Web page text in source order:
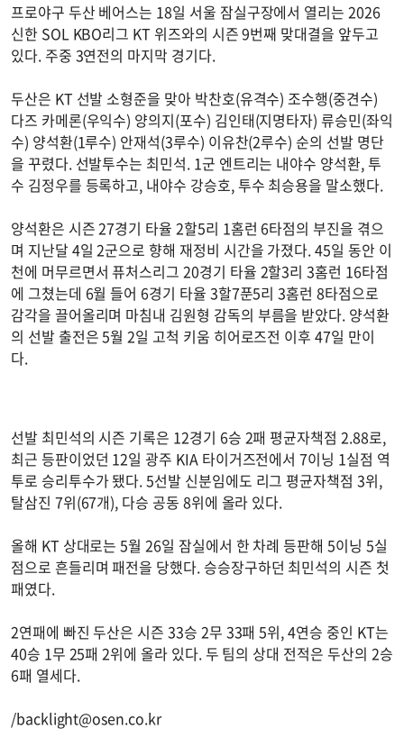
프로야구 두산 베어스는 18일 서울 잠실구장에서 열리는 2026
신한 SOL KBO리그 KT 위즈와의 시즌 9번째 맞대결을 앞두고
있다. 주중 3연전의 마지막 경기다.
두산은 KT 선발 소형준을 맞아 박찬호(유격수) 조수행(중견수)
다즈 카메론(우익수) 양의지(포수) 김인태(지명타자) 류승민(좌익
수) 양석환(1루수) 안재석(3루수) 이유찬(2루수) 순의 선발 명단
을 꾸렸다. 선발투수는 최민석. 1군 엔트리는 내야수 양석환, 투
수 김정우를 등록하고, 내야수 강승호, 투수 최승용을 말소했다.
양석환은 시즌 27경기 타율 2할5리 1홈런 6타점의 부진을 겪으
며 지난달 4일 2군으로 향해 재정비 시간을 가졌다. 45일 동안 이
천에 머무르면서 퓨처스리그 20경기 타율 2할3리 3홈런 16타점
에 그쳤는데 6월 들어 6경기 타율 3할7푼5리 3홈런 8타점으로
감각을 끌어올리며 마침내 김원형 감독의 부름을 받았다. 양석환
의 선발 출전은 5월 2일 고척 키움 히어로즈전 이후 47일 만이
다.
선발 최민석의 시즌 기록은 12경기 6승 2패 평균자책점 2.88로,
최근 등판이었던 12일 광주 KIA 타이거즈전에서 7이닝 1실점 역
투로 승리투수가 됐다. 5선발 신분임에도 리그 평균자책점 3위,
탈삼진 7위(67개), 다승 공동 8위에 올라 있다.
올해 KT 상대로는 5월 26일 잠실에서 한 차례 등판해 5이닝 5실
점으로 흔들리며 패전을 당했다. 승승장구하던 최민석의 시즌 첫
패였다.
2연패에 빠진 두산은 시즌 33승 2무 33패 5위, 4연승 중인 KT는
40승 1무 25패 2위에 올라 있다. 두 팀의 상대 전적은 두산의 2승
6패 열세다.
/backlight@osen.co.kr